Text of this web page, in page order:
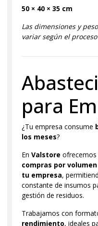
50 × 40 × 35 cm
Las dimensiones y
variar según el
para
¿Tu empresa consume
los meses?
En Valstore ofrecemos
compras por
tu empresa,
constante de insumos
gestión de residuos.
Trabajamos con
rendimiento, ideales